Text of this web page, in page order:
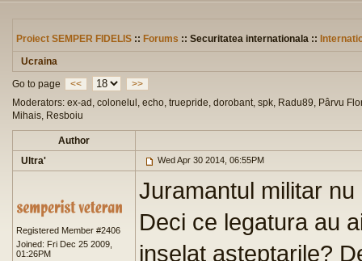
Proiect SEMPER FIDELIS :: Forums :: Securitatea internationala ::
Ucraina
Go to page
<<
>>
Moderators: ex-ad, colonelul, echo, truepride, dorobant, spk, Radu89, Pârvu
Mihais, Resboiu
Author
Ultra'
Wed Apr 30 2014, 06:55PM
Registered Member #2406
Joined: Fri Dec 25 2009,
01:26PM
Juramantul militar
Deci ce legatura au
inselat asteptarile?